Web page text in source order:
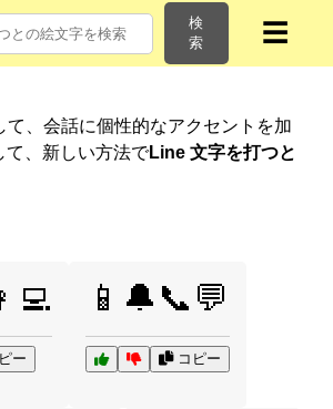
検
索
☰
、会話に個性的なアクセントを加
て、新しい方法でLine 文字を打つと
ー
📱🔔📞💬
コピー